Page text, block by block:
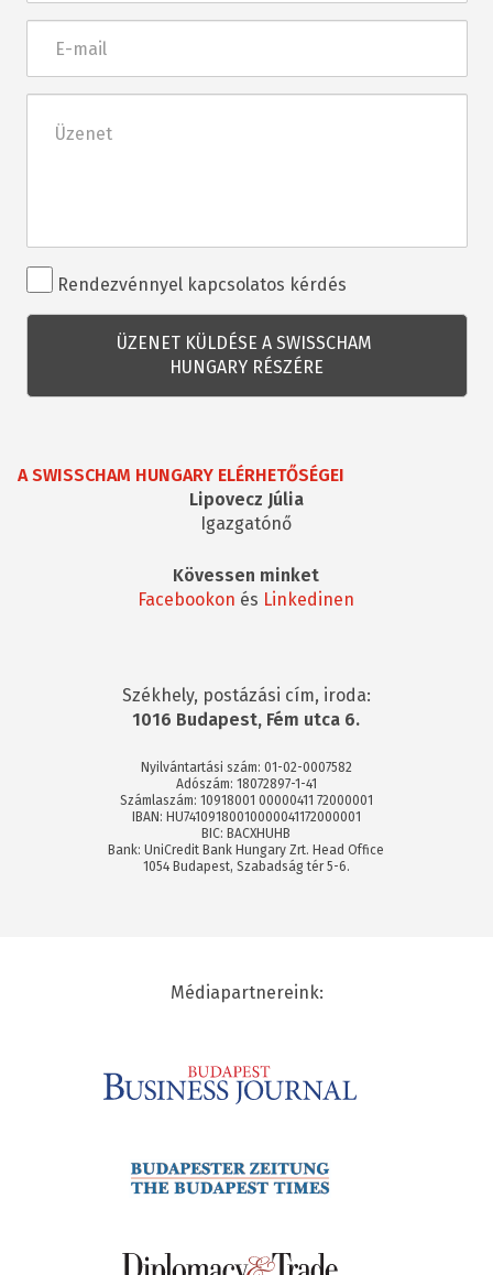
mail
Rendezvénnyel
kapcsolatos
kérdés
Rendezvénnyel kapcsolatos kérdés
A SWISSCHAM HUNGARY ELÉRHETŐSÉGEI
Lipovecz Júlia
Igazgatónő
Kövessen minket
Facebookon és Linkedinen
Székhely, postázási cím, iroda:
1016 Budapest, Fém utca 6.
Nyilvántartási szám: 01-02-0007582
Adószám: 18072897-1-41
Számlaszám: 10918001 00000411 72000001
IBAN: HU74109180010000041172000001
BIC: BACXHUHB
Bank: UniCredit Bank Hungary Zrt. Head Office
1054 Budapest, Szabadság tér 5-6.
Médiapartnereink: